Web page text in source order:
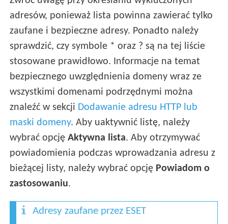
adresów, ponieważ lista powinna zawierać tylko
zaufane i bezpieczne adresy. Ponadto należy
sprawdzić, czy symbole * oraz ? są na tej liście
stosowane prawidłowo. Informacje na temat
bezpiecznego uwzględnienia domeny wraz ze
wszystkimi domenami podrzędnymi można
znaleźć w sekcji Dodawanie adresu HTTP lub
maski domeny. Aby uaktywnić listę, należy
wybrać opcjęAktywna lista. Aby otrzymywać
powiadomienia podczas wprowadzania adresu z
bieżącej listy, należy wybrać opcję Powiadom o
zastosowaniu.
Adresy zaufane przez ESET